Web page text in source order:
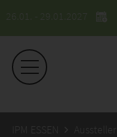
26.01. - 29.01.2027
IPM ESSEN